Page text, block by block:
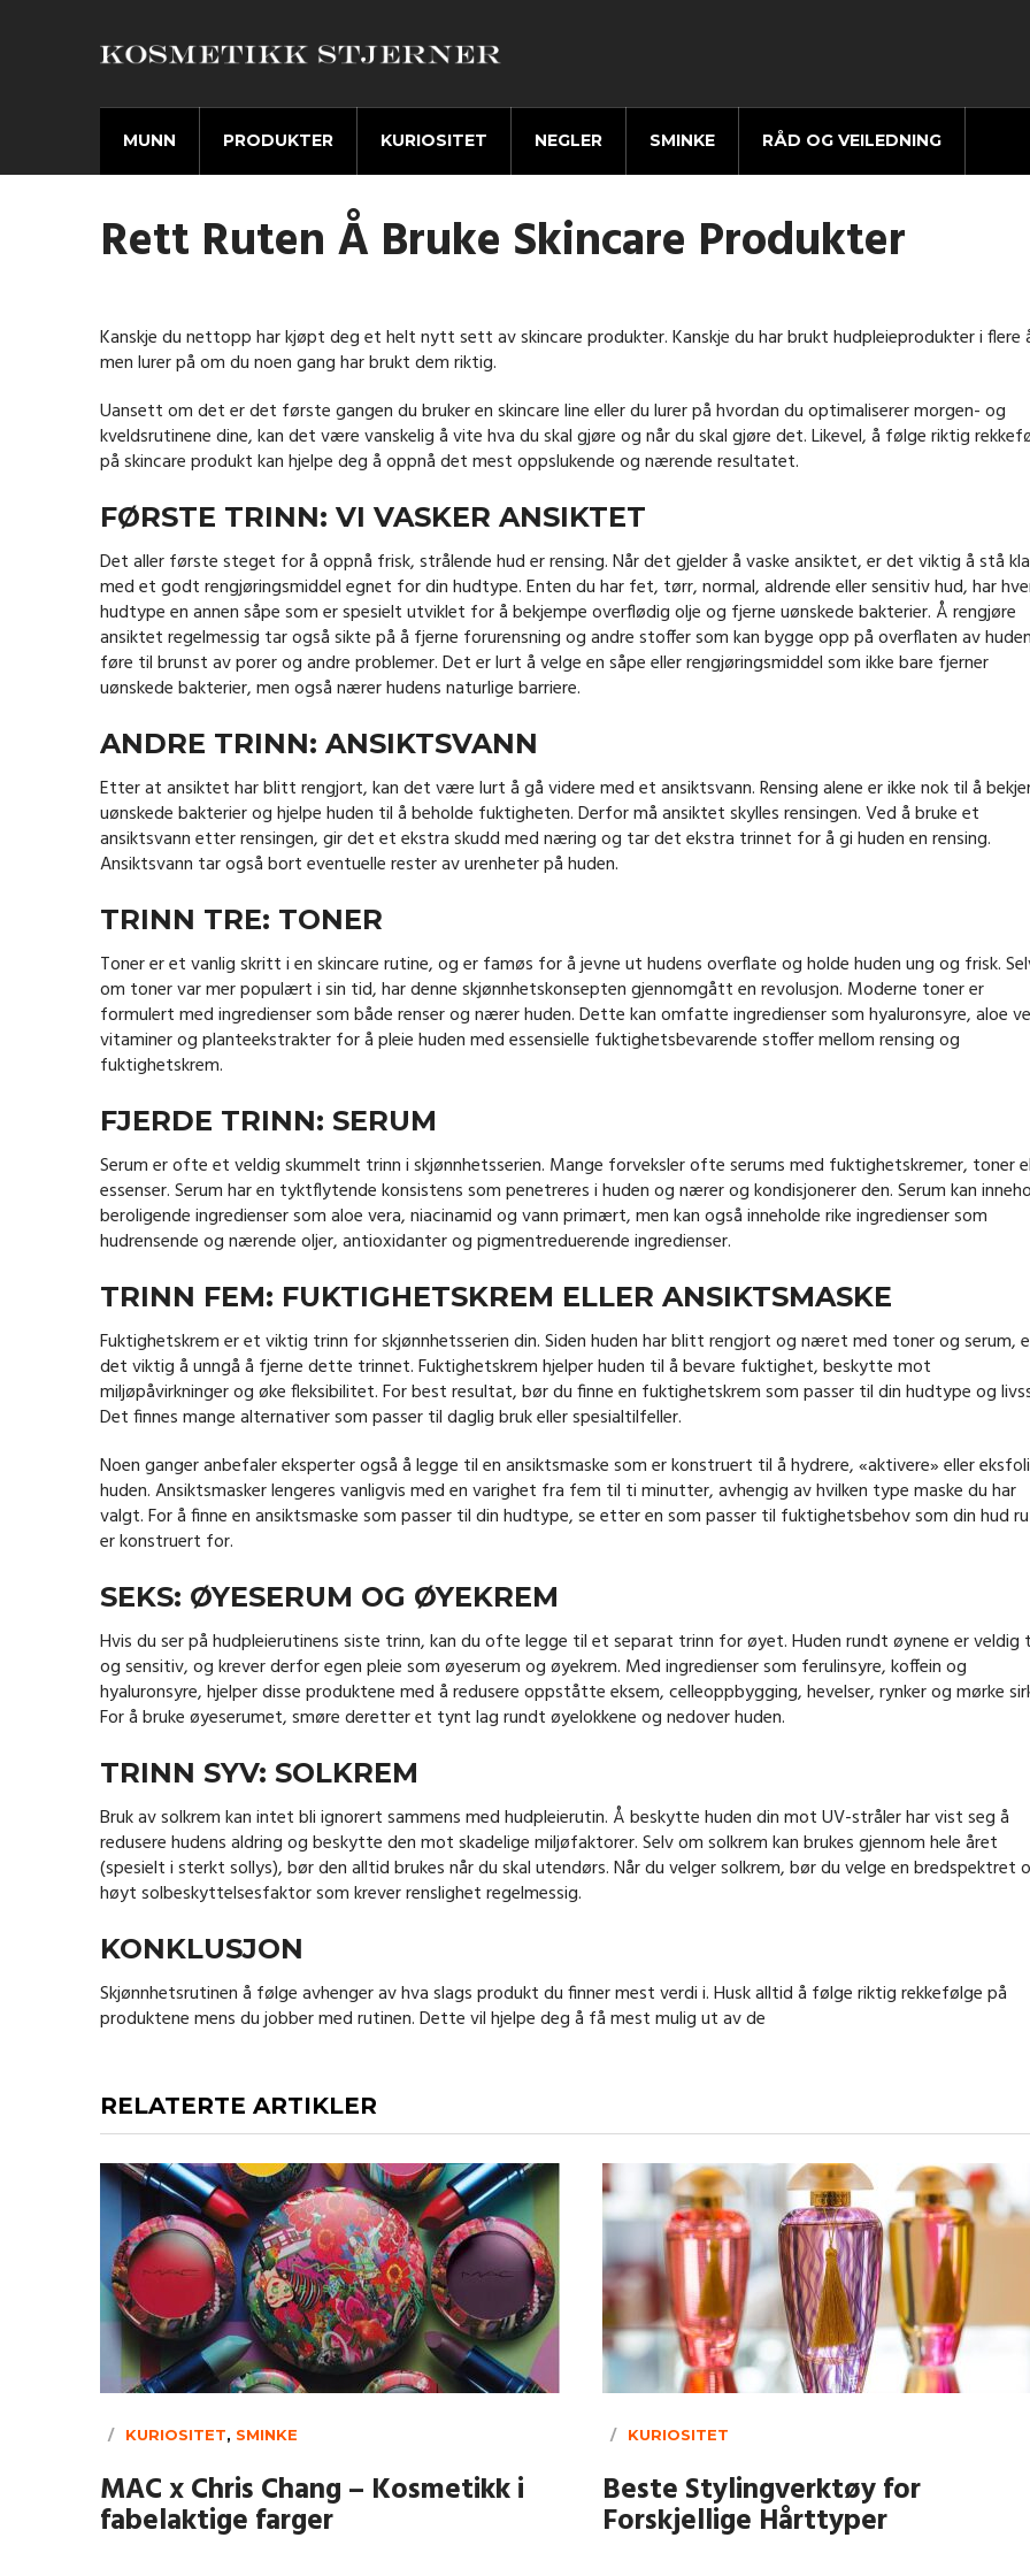
MUNN PRODUKTER KURIOSITET NEGLER SMINKE RÅD OG VEILEDNING
Rett Ruten Å Bruke Skincare Produkter
Kanskje du nettopp har kjøpt deg et helt nytt sett av skincare produkter. Kanskje du har brukt hudpleieprodukter i flere
men lurer på om du noen gang har brukt dem riktig.
Uansett om det er det første gangen du bruker en skincare line eller du lurer på hvordan du optimaliserer morgen- og
kveldsrutinene dine, kan det være vanskelig å vite hva du skal gjøre og når du skal gjøre det. Likevel, å følge riktig
på skincare produkt kan hjelpe deg å oppnå det mest oppslukende og nærende resultatet.
FØRSTE TRINN: VI VASKER ANSIKTET
Det aller første steget for å oppnå frisk, strålende hud er rensing. Når det gjelder å vaske ansiktet, er det viktig å stå
med et godt rengjøringsmiddel egnet for din hudtype. Enten du har fet, tørr, normal, aldrende eller sensitiv hud, har
hudtype en annen såpe som er spesielt utviklet for å bekjempe overflødig olje og fjerne uønskede bakterier. Å rengjøre
ansiktet regelmessig tar også sikte på å fjerne forurensning og andre stoffer som kan bygge opp på overflaten av
føre til brunst av porer og andre problemer. Det er lurt å velge en såpe eller rengjøringsmiddel som ikke bare fjerner
uønskede bakterier, men også nærer hudens naturlige barriere.
ANDRE TRINN: ANSIKTSVANN
Etter at ansiktet har blitt rengjort, kan det være lurt å gå videre med et ansiktsvann. Rensing alene er ikke nok til å
uønskede bakterier og hjelpe huden til å beholde fuktigheten. Derfor må ansiktet skylles rensingen. Ved å bruke et
ansiktsvann etter rensingen, gir det et ekstra skudd med næring og tar det ekstra trinnet for å gi huden en rensing.
Ansiktsvann tar også bort eventuelle rester av urenheter på huden.
TRINN TRE: TONER
Toner er et vanlig skritt i en skincare rutine, og er famøs for å jevne ut hudens overflate og holde huden ung og frisk.
om toner var mer populært i sin tid, har denne skjønnhetskonsepten gjennomgått en revolusjon. Moderne toner er
formulert med ingredienser som både renser og nærer huden. Dette kan omfatte ingredienser som hyaluronsyre, aloe
vitaminer og planteekstrakter for å pleie huden med essensielle fuktighetsbevarende stoffer mellom rensing og
fuktighetskrem.
FJERDE TRINN: SERUM
Serum er ofte et veldig skummelt trinn i skjønnhetsserien. Mange forveksler ofte serums med fuktighetskremer, toner
essenser. Serum har en tyktflytende konsistens som penetreres i huden og nærer og kondisjonerer den. Serum kan
beroligende ingredienser som aloe vera, niacinamid og vann primært, men kan også inneholde rike ingredienser som
hudrensende og nærende oljer, antioxidanter og pigmentreduerende ingredienser.
TRINN FEM: FUKTIGHETSKREM ELLER ANSIKTSMASKE
Fuktighetskrem er et viktig trinn for skjønnhetsserien din. Siden huden har blitt rengjort og næret med toner og serum,
det viktig å unngå å fjerne dette trinnet. Fuktighetskrem hjelper huden til å bevare fuktighet, beskytte mot
miljøpåvirkninger og øke fleksibilitet. For best resultat, bør du finne en fuktighetskrem som passer til din hudtype og
Det finnes mange alternativer som passer til daglig bruk eller spesialtilfeller.
Noen ganger anbefaler eksperter også å legge til en ansiktsmaske som er konstruert til å hydrere, «aktivere» eller
huden. Ansiktsmasker lengeres vanligvis med en varighet fra fem til ti minutter, avhengig av hvilken type maske du har
valgt. For å finne en ansiktsmaske som passer til din hudtype, se etter en som passer til fuktighetsbehov som din hud
er konstruert for.
SEKS: ØYESERUM OG ØYEKREM
Hvis du ser på hudpleierutinens siste trinn, kan du ofte legge til et separat trinn for øyet. Huden rundt øynene er veldig
og sensitiv, og krever derfor egen pleie som øyeserum og øyekrem. Med ingredienser som ferulinsyre, koffein og
hyaluronsyre, hjelper disse produktene med å redusere oppståtte eksem, celleoppbygging, hevelser, rynker og mørke
For å bruke øyeserumet, smøre deretter et tynt lag rundt øyelokkene og nedover huden.
TRINN SYV: SOLKREM
Bruk av solkrem kan intet bli ignorert sammens med hudpleierutin. Å beskytte huden din mot UV-stråler har vist seg å
redusere hudens aldring og beskytte den mot skadelige miljøfaktorer. Selv om solkrem kan brukes gjennom hele året
(spesielt i sterkt sollys), bør den alltid brukes når du skal utendørs. Når du velger solkrem, bør du velge en bredspektret
høyt solbeskyttelsesfaktor som krever renslighet regelmessig.
KONKLUSJON
Skjønnhetsrutinen å følge avhenger av hva slags produkt du finner mest verdi i. Husk alltid å følge riktig rekkefølge på
produktene mens du jobber med rutinen. Dette vil hjelpe deg å få mest mulig ut av de
RELATERTE ARTIKLER
KURIOSITET, SMINKE
MAC x Chris Chang – Kosmetikk i
fabelaktige farger
KURIOSITET
Beste Stylingverktøy for
Forskjellige Hårttyper